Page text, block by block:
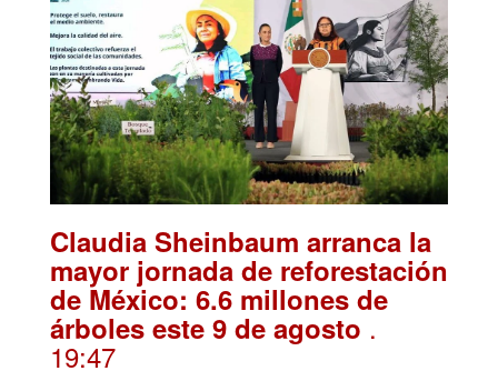
Claudia Sheinbaum arranca la
mayor jornada de reforestación
de México: 6.6 millones de
árboles este 9 de agosto .
19:47